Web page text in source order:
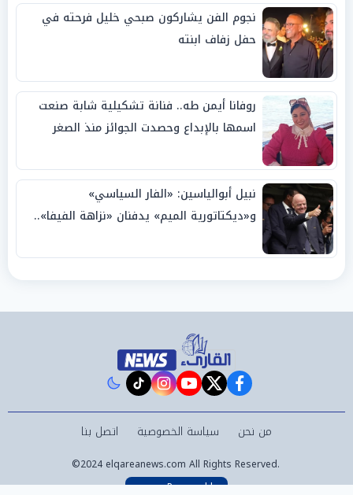
نجوم الفن يشاركون صبحي خليل فرحته في
حفل زفاف ابنته
روفانا أيمن طه.. فنانة تشكيلية شابة صنعت
اسمها بالإبداع وحصدت الجوائز منذ الصغر
نبيل أبوالياسين: «الفار السياسي»
و«ديكتاتورية الميم» يدفنان «نزاهة الفيفا»..
facebook
twitter
youtube
instagram
tiktok
من نحن سياسة الخصوصية اتصل بنا
©2024 elqareanews.com All Rights Reserved.
Powered by